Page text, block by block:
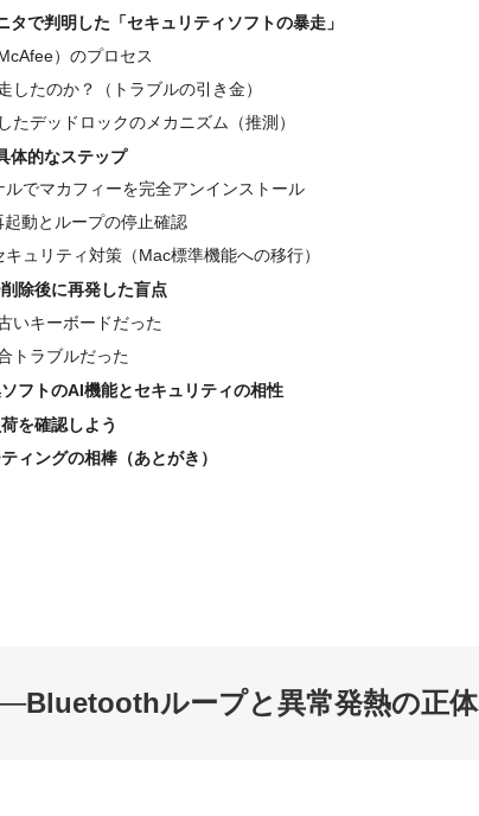
で判明した「セキュリティソフトの暴走」
）のプロセス
したのか？（トラブルの引き金）
たデッドロックのメカニズム（推測）
体的なステップ
ルでマカフィーを完全アンインストール
動とループの停止確認
ュリティ対策（Mac標準機能への移行）
除後に再発した盲点
いキーボードだった
トラブルだった
フトのAI機能とセキュリティの相性
を確認しよう
ィングの相棒（あとがき）
ループと異常発熱の正体